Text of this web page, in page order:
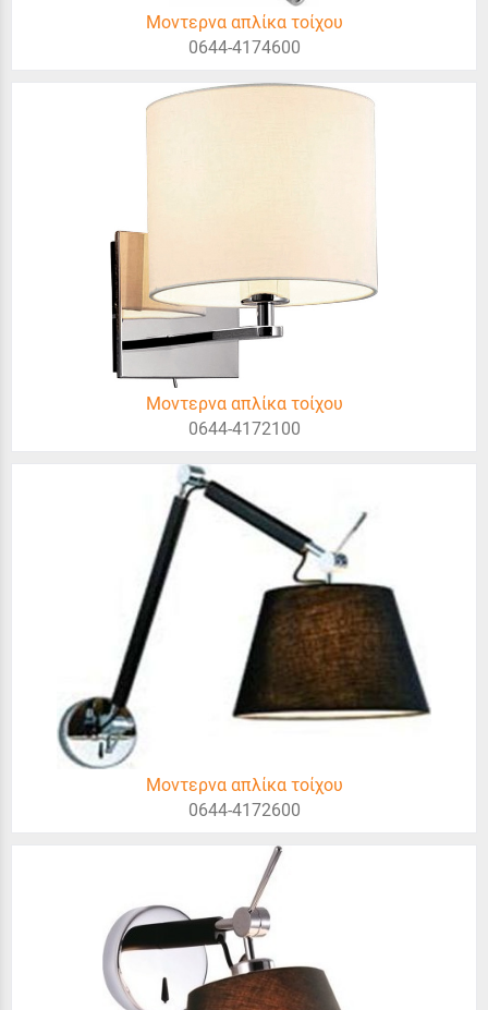
Μοντερνα απλίκα τοίχου
0644-4174600
Μοντερνα απλίκα τοίχου
0644-4172100
Μοντερνα απλίκα τοίχου
0644-4172600